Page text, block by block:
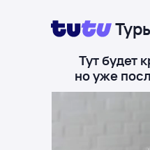
Тут будет
но уже